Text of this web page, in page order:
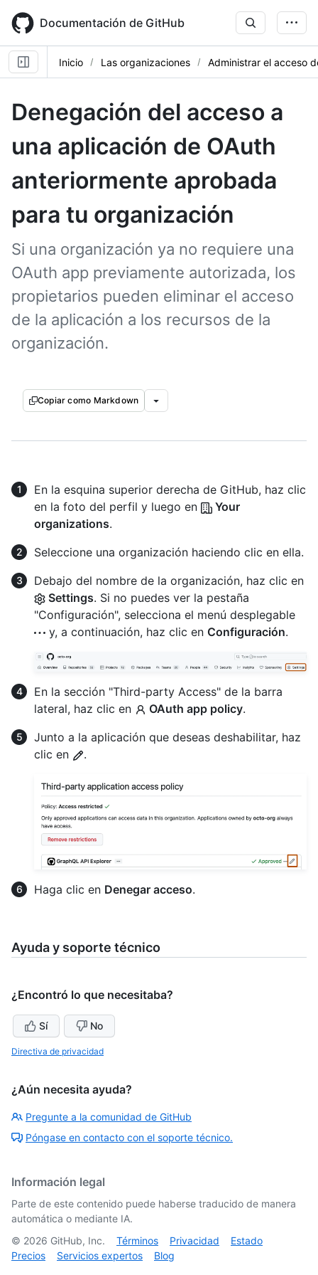
main
content
Documentación de GitHub
Inicio Las organizaciones Administrar el acceso
Denegación del acceso a
una aplicación de OAuth
anteriormente aprobada
para tu organización
Si una organización ya no requiere una
OAuth app previamente autorizada, los
propietarios pueden eliminar el acceso
de la aplicación a los recursos de la
organización.
Copiar como Markdown
En la esquina superior derecha de GitHub, haz clic
en la foto del perfil y luego en
Your
organizations.
Seleccione una organización haciendo clic en ella.
Debajo del nombre de la organización, haz clic en
Settings. Si no puedes ver la pestaña
"Configuración", selecciona el menú desplegable
y, a continuación, haz clic en Configuración.
En la sección "Third-party Access" de la barra
lateral, haz clic en
OAuth app policy.
Junto a la aplicación que deseas deshabilitar, haz
clic en
.
Haga clic en Denegar acceso.
Ayuda y soporte técnico
¿Encontró lo que necesitaba?
Sí No
Directiva de privacidad
¿Aún necesita ayuda?
Pregunte a la comunidad de GitHub
Póngase en contacto con el soporte técnico.
Información legal
Parte de este contenido puede haberse traducido de manera
automática o mediante IA.
© 2026 GitHub, Inc. Términos Privacidad
Estado
Precios
Servicios expertos Blog